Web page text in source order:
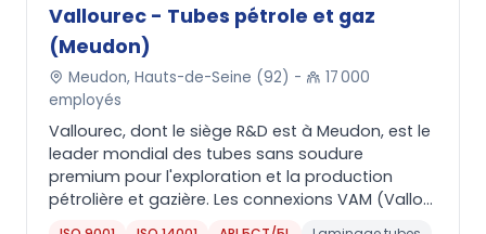
Vallourec - Tubes pétrole et gaz
(Meudon)
Meudon, Hauts-de-Seine (92) -
17 000
employés
Vallourec, dont le siège R&D est à Meudon, est le
leader mondial des tubes sans soudure
premium pour l'exploration et la production
pétrolière et gazière. Les connexions VAM (Vallo...